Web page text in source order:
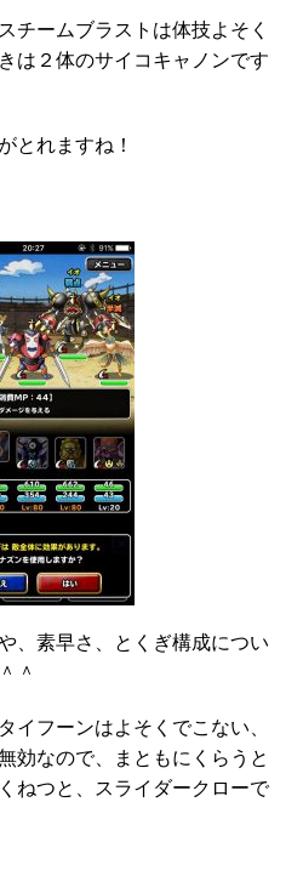
チームブラストは体技よそく
は２体のサイコキャノンです
とれますね！
、素早さ、とくぎ構成につい
＾
イフーンはよそくでこない、
効なので、まともにくらうと
ねつと、スライダークローで